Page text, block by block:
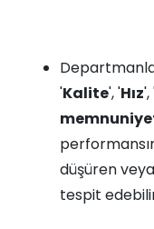
'Kalite', 'Hız',
düşüren
tespit